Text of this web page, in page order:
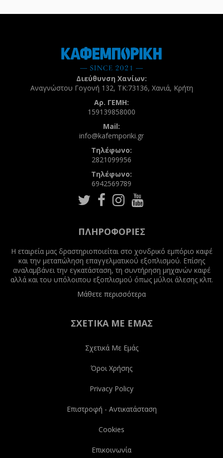
Διεύθυνση Χανίων:
Αναγνώστου Γογονή 132, ΤΚ:73136, Χανιά, Κρήτη
Αρ. ΓΕΜΗ:
159139858000
Mail:
info@kafemporiki.gr
Τηλέφωνο:
2821099956
Τηλέφωνο:
6942569789
FollowFollowFollow
us
Follow
us
ΠΛΗΡΟΦΟΡΊΕΣ
Η εταιρεία μας δραστηριοποιείται στο χονδρικό εμπόριο καφέ
και την μεταπώληση επαγγελματικού εξοπλισμού. Επίσης
αναλαμβάνει την εγκατάσταση, τη συντήρηση μηχανών καφέ
αλλά και του υπόλοιπου εξοπλισμού όπως μύλοι άλεσης κλπ.
Μάθετε περισσότερα
ΣΧΕΤΙΚΆ ΜΕ ΕΜΆΣ
Σχετικά Με Εμάς
Όροι Χρήσης
Privacy Policy
Επιστροφή - Αντικατάσταση
Cookies
Επικοινωνία